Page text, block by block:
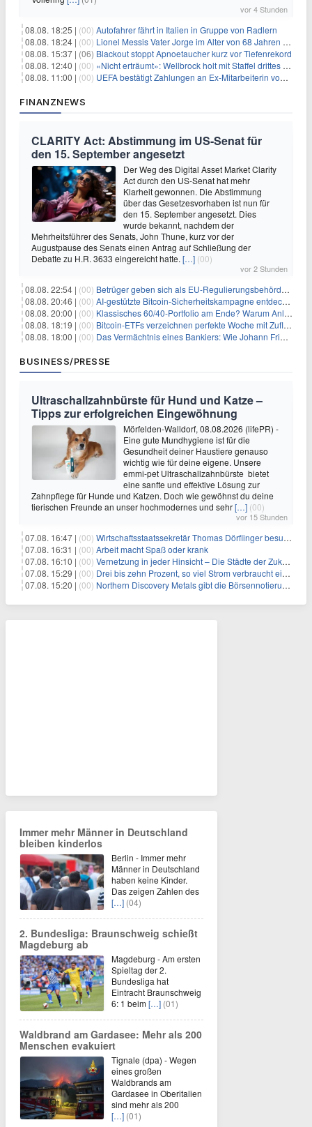
vor 4 Stunden
08.08. 18:25 | (00) Autofahrer fährt in Italien in Gruppe von Radlern
08.08. 18:24 | (00) Lionel Messis Vater Jorge im Alter von 68 Jahren gestorben
08.08. 15:37 | (06) Blackout stoppt Apnoetaucher kurz vor Tiefenrekord
08.08. 12:40 | (00) «Nicht erträumt»: Wellbrock holt mit Staffel drittes EM-Gold
08.08. 11:00 | (00) UEFA bestätigt Zahlungen an Ex-Mitarbeiterin von Infantino
FINANZNEWS
CLARITY Act: Abstimmung im US-Senat für
den 15. September angesetzt
Der Weg des Digital Asset Market Clarity
Act durch den US-Senat hat mehr
Klarheit gewonnen. Die Abstimmung
über das Gesetzesvorhaben ist nun für
den 15. September angesetzt. Dies
wurde bekannt, nachdem der
Mehrheitsführer des Senats, John Thune, kurz vor der
Augustpause des Senats einen Antrag auf Schließung der
Debatte zu H.R. 3633 eingereicht hatte. […] (00)
vor 2 Stunden
08.08. 22:54 | (00) Betrüger geben sich als EU-Regulierungsbehörden aus, um Krypto-Nutzer nach MiCA-Deadline ins Visier zu nehmen
08.08. 20:46 | (00) AI-gestützte Bitcoin-Sicherheitskampagne entdeckt fast 5.000 Softwareprobleme in 390 Projekten
08.08. 20:00 | (00) Klassisches 60/40-Portfolio am Ende? Warum Anleger jetzt radikal umdenken müssen
08.08. 18:19 | (00) Bitcoin-ETFs verzeichnen perfekte Woche mit Zuflüssen auf 3-Monats-Hoch
08.08. 18:00 | (00) Das Vermächtnis eines Bankiers: Wie Johann Friedrich Städel sein Imperium unsterblich machte
BUSINESS/PRESSE
Ultraschallzahnbürste für Hund und Katze –
Tipps zur erfolgreichen Eingewöhnung
Mörfelden-Walldorf, 08.08.2026 (lifePR) -
Eine gute Mundhygiene ist für die
Gesundheit deiner Haustiere genauso
wichtig wie für deine eigene. Unsere
emmi-pet Ultraschallzahnbürste bietet
eine sanfte und effektive Lösung zur
Zahnpflege für Hunde und Katzen. Doch wie gewöhnst du deine
tierischen Freunde an unser hochmodernes und sehr[…] (00)
vor 15 Stunden
07.08. 16:47 | (00) Wirtschaftsstaatssekretär Thomas Dörflinger besucht Handwerksbetrieb im Kammerbezirk Freiburg
07.08. 16:31 | (00) Arbeit macht Spaß oder krank
07.08. 16:10 | (00) Vernetzung in jeder Hinsicht – Die Städte der Zukunft sind grün-blau
07.08. 15:29 | (00) Drei bis zehn Prozent, so viel Strom verbraucht ein Aufzug im Gebäude
07.08. 15:20 | (00) Northern Discovery Metals gibt die Börsennotierung an der Frankfurter Wertpapierbörse bekannt
Immer mehr Männer in Deutschland
bleiben kinderlos
Berlin - Immer mehr
Männer in Deutschland
haben keine Kinder.
Das zeigen Zahlen des
[…] (04)
2. Bundesliga: Braunschweig schießt
Magdeburg ab
Magdeburg - Am ersten
Spieltag der 2.
Bundesliga hat
Eintracht Braunschweig
6: 1 beim[…] (01)
Waldbrand am Gardasee: Mehr als 200
Menschen evakuiert
Tignale (dpa) - Wegen
eines großen
Waldbrands am
Gardasee in Oberitalien
sind mehr als 200
[…] (01)